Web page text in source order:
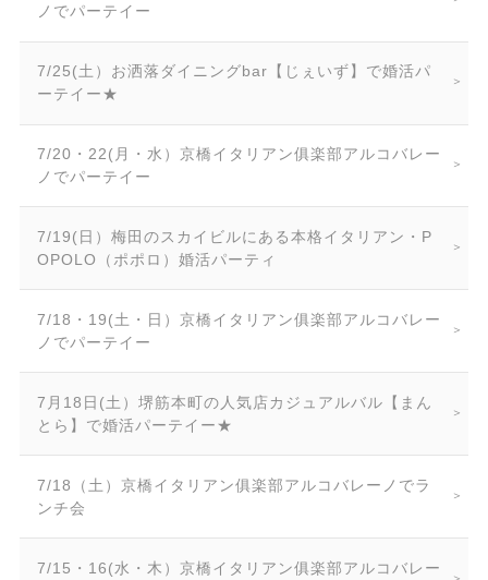
ノでパーテイー
7/25(土）お洒落ダイニングbar【じぇいず】で婚活パ
ーテイー★
7/20・22(月・水）京橋イタリアン俱楽部アルコバレー
ノでパーテイー
7/19(日）梅田のスカイビルにある本格イタリアン・P
OPOLO（ポポロ）婚活パーティ
7/18・19(土・日）京橋イタリアン俱楽部アルコバレー
ノでパーテイー
7月18日(土）堺筋本町の人気店カジュアルバル【まん
とら】で婚活パーテイー★
7/18（土）京橋イタリアン俱楽部アルコバレーノでラ
ンチ会
7/15・16(水・木）京橋イタリアン俱楽部アルコバレー